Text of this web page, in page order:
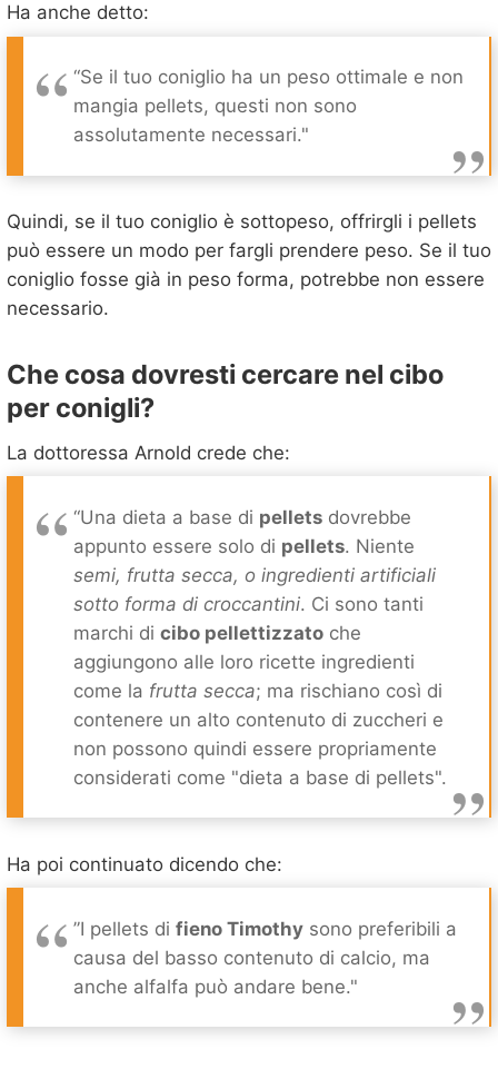
Ha anche detto:
“Se il tuo coniglio ha un peso ottimale e non
mangia pellets, questi non sono
assolutamente necessari."
Quindi, se il tuo coniglio è sottopeso, offrirgli i pellets
può essere un modo per fargli prendere peso. Se il tuo
coniglio fosse già in peso forma, potrebbe non essere
necessario.
Che cosa dovresti cercare nel cibo
per conigli?
La dottoressa Arnold crede che:
“Una dieta a base di pellets dovrebbe
appunto essere solo di pellets. Niente
semi, frutta secca, o ingredienti artificiali
sotto forma di croccantini. Ci sono tanti
marchi di cibo pellettizzato che
aggiungono alle loro ricette ingredienti
come la frutta secca; ma rischiano così di
contenere un alto contenuto di zuccheri e
non possono quindi essere propriamente
considerati come "dieta a base di pellets".
Ha poi continuato dicendo che:
”I pellets di fieno Timothy sono preferibili a
causa del basso contenuto di calcio, ma
anche alfalfa può andare bene."